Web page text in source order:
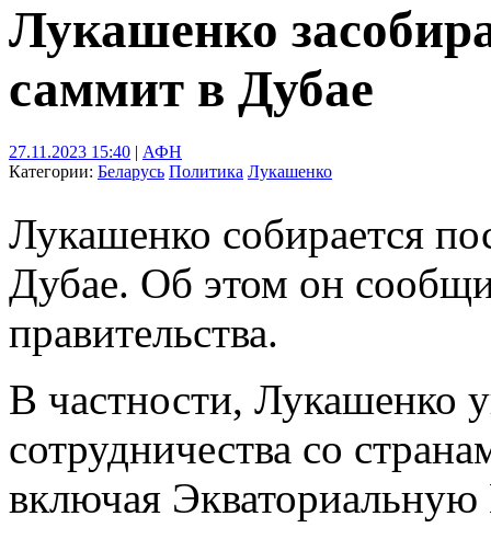
Лукашенко
саммит в Дубае
27.11.2023 15:40 | АФН
Категории: Беларусь Политика Лукашенко
Лукашенко собирается
Дубае. Об этом он
правительства.
В частности, Лукашенко
сотрудничества со
включая